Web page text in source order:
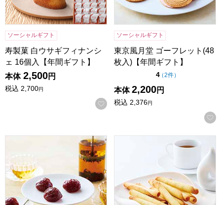
ソーシャルギフト
寿製菓 白ウサギフィナンシ
ェ 16個入【年間ギフト】
本体 2,500円
税込 2,700円
お気に入りに登録する
ソーシャルギフト
東京風月堂 ゴーフレット(48
枚入)【年間ギフト】
4点（5点満点中）
（2件の評価
）
本体 2,200円
税込 2,376円
東京風月堂 マロングラッセ(8個入)[MGM]【年間ギフト】
東京風月堂 パピヨットS(16